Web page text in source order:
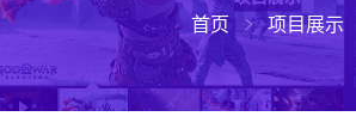
首页 项目展示